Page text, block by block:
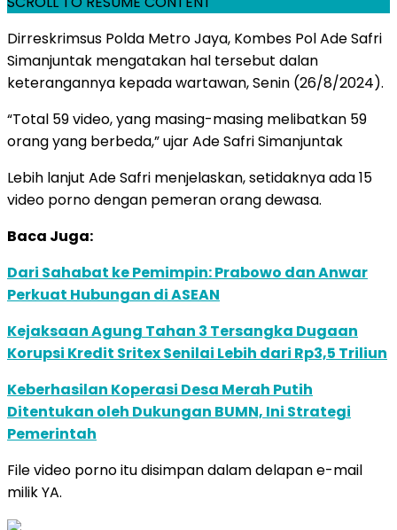
Dirreskrimsus Polda Metro Jaya, Kombes Pol Ade Safri
Simanjuntak mengatakan hal tersebut dalan
keterangannya kepada wartawan, Senin (26/8/2024).
“Total 59 video, yang masing-masing melibatkan 59
orang yang berbeda,” ujar Ade Safri Simanjuntak
Lebih lanjut Ade Safri menjelaskan, setidaknya ada 15
video porno dengan pemeran orang dewasa.
Baca Juga:
Dari Sahabat ke Pemimpin: Prabowo dan Anwar
Perkuat Hubungan di ASEAN
Kejaksaan Agung Tahan 3 Tersangka Dugaan
Korupsi Kredit Sritex Senilai Lebih dari Rp3,5 Triliun
Keberhasilan Koperasi Desa Merah Putih
Ditentukan oleh Dukungan BUMN, Ini Strategi
Pemerintah
File video porno itu disimpan dalam delapan e-mail
milik YA.